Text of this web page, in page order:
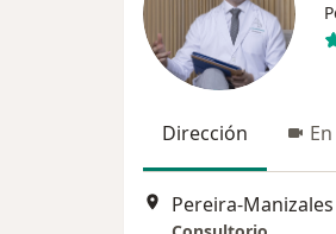
Dirección
Pereira-